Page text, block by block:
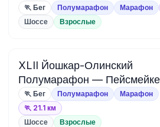
🏃 Бег Полумарафон Марафон
Шоссе Взрослые
XLII Йошкар-Олинский
Полумарафон —
🏃 Бег Полумарафон
Марафон
🏃 21.1 км
Шоссе Взрослые